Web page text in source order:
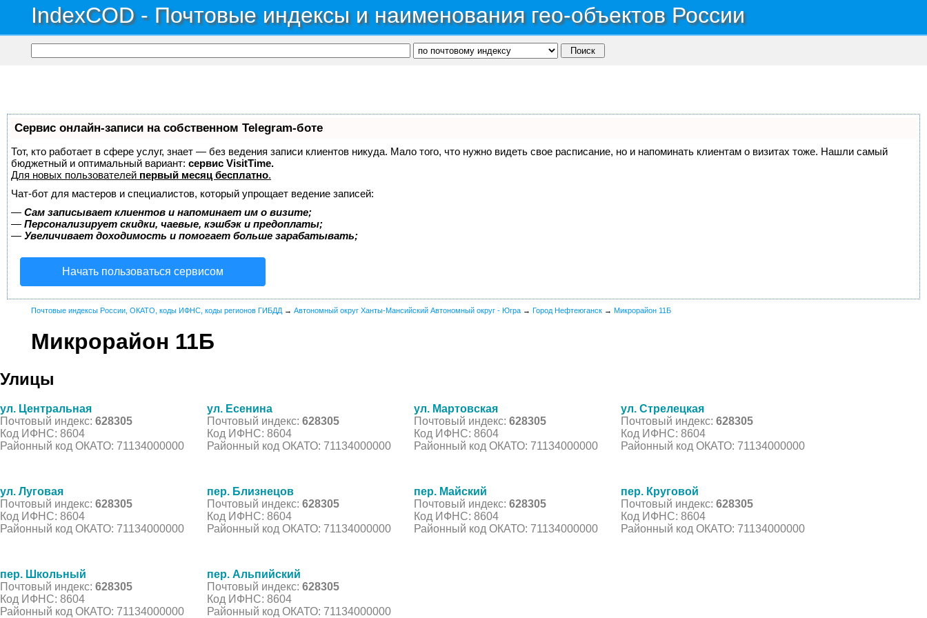
IndexCOD - Почтовые индексы и наименования гео-объектов России
Сервис онлайн-записи на собственном Telegram-боте
Тот, кто работает в сфере услуг, знает — без ведения записи клиентов никуда. Мало того, что нужно видеть свое расписание, но и напоминать клиентам о визитах тоже. Нашли самый
бюджетный и оптимальный вариант: сервис VisitTime.
Для новых пользователей первый месяц бесплатно.
Чат-бот для мастеров и специалистов, который упрощает ведение записей:
— Сам записывает клиентов и напоминает им о визите;
— Персонализирует скидки, чаевые, кэшбэк и предоплаты;
— Увеличивает доходимость и помогает больше зарабатывать;
Начать пользоваться сервисом
Почтовые индексы России, ОКАТО, коды ИФНС, коды регионов ГИБДД → Автономный округ Ханты-Мансийский Автономный округ - Югра → Город Нефтеюганск → Микрорайон 11Б
Микрорайон 11Б
Улицы
ул. Центральная
Почтовый индекс: 628305
Код ИФНС: 8604
Районный код ОКАТО: 71134000000
ул. Есенина
Почтовый индекс: 628305
Код ИФНС: 8604
Районный код ОКАТО: 71134000000
ул. Мартовская
Почтовый индекс: 628305
Код ИФНС: 8604
Районный код ОКАТО: 71134000000
ул. Стрелецкая
Почтовый индекс: 628305
Код ИФНС: 8604
Районный код ОКАТО: 71134000000
ул. Луговая
Почтовый индекс: 628305
Код ИФНС: 8604
Районный код ОКАТО: 71134000000
пер. Близнецов
Почтовый индекс: 628305
Код ИФНС: 8604
Районный код ОКАТО: 71134000000
пер. Майский
Почтовый индекс: 628305
Код ИФНС: 8604
Районный код ОКАТО: 71134000000
пер. Круговой
Почтовый индекс: 628305
Код ИФНС: 8604
Районный код ОКАТО: 71134000000
пер. Школьный
Почтовый индекс: 628305
Код ИФНС: 8604
Районный код ОКАТО: 71134000000
пер. Альпийский
Почтовый индекс: 628305
Код ИФНС: 8604
Районный код ОКАТО: 71134000000